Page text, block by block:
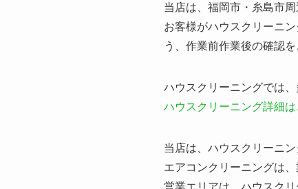
当店は、福岡市・糸島市
お客様がハウスクリーニ
う、作業前作業後の確認
ハウスクリーニングでは
ハウスクリーニング詳細は
当店は、ハウスクリーニ
エアコンクリーニングは
営業エリアは、ハウスク